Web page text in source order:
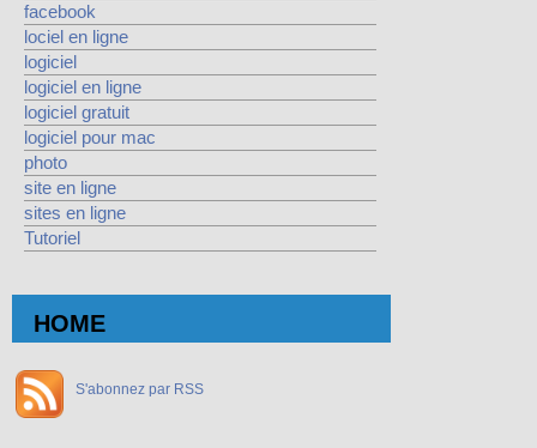
facebook
lociel en ligne
logiciel
logiciel en ligne
logiciel gratuit
logiciel pour mac
photo
site en ligne
sites en ligne
Tutoriel
HOME
S'abonnez par RSS